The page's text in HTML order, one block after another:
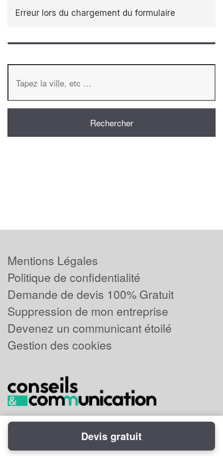
Erreur lors du chargement du formulaire
Mentions Légales
Politique de confidentialité
Demande de devis 100% Gratuit
Suppression de mon entreprise
Devenez un communicant étoilé
Gestion des cookies
Powered byPlus que pro
Devis gratuit